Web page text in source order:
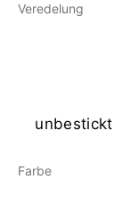
Veredelung
unbestickt
Farbe